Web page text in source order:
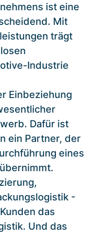
ist eine
Mit
trägt
Industrie
Einbeziehung
Dafür ist
ein Partner, der
eines
-
das
Und das